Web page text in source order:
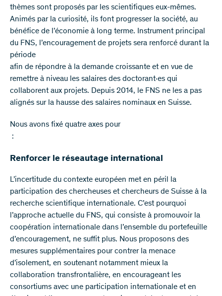
thèmes sont proposés par les scientifiques eux-mêmes.
Animés par la curiosité, ils font progresser la société, au
bénéfice de l’économie à long terme. Instrument principal
du FNS, l’encouragement de projets sera renforcé durant la
période
afin de répondre à la demande croissante et en vue de
remettre à niveau les salaires des doctorant·es qui
collaborent aux projets. Depuis 2014, le FNS ne les a pas
alignés sur la hausse des salaires nominaux en Suisse.
Nous avons fixé quatre axes pour
:
Renforcer le réseautage international
L’incertitude du contexte européen met en péril la
participation des chercheuses et chercheurs de Suisse à la
recherche scientifique internationale. C’est pourquoi
l’approche actuelle du FNS, qui consiste à promouvoir la
coopération internationale dans l’ensemble du portefeuille
d’encouragement, ne suffit plus. Nous proposons des
mesures supplémentaires pour contrer la menace
d’isolement, en soutenant notamment mieux la
collaboration transfrontalière, en encourageant les
consortiums avec une participation internationale et en